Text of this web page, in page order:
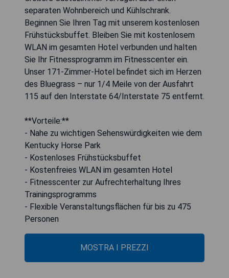
separaten Wohnbereich und Kühlschrank.
Beginnen Sie Ihren Tag mit unserem kostenlosen
Frühstücksbuffet. Bleiben Sie mit kostenlosem
WLAN im gesamten Hotel verbunden und halten
Sie Ihr Fitnessprogramm im Fitnesscenter ein.
Unser 171-Zimmer-Hotel befindet sich im Herzen
des Bluegrass – nur 1/4 Meile von der Ausfahrt
115 auf den Interstate 64/Interstate 75 entfernt.
**Vorteile:**
- Nahe zu wichtigen Sehenswürdigkeiten wie dem
Kentucky Horse Park
- Kostenloses Frühstücksbuffet
- Kostenfreies WLAN im gesamten Hotel
- Fitnesscenter zur Aufrechterhaltung Ihres
Trainingsprogramms
- Flexible Veranstaltungsflächen für bis zu 475
Personen
MOSTRA I PREZZI